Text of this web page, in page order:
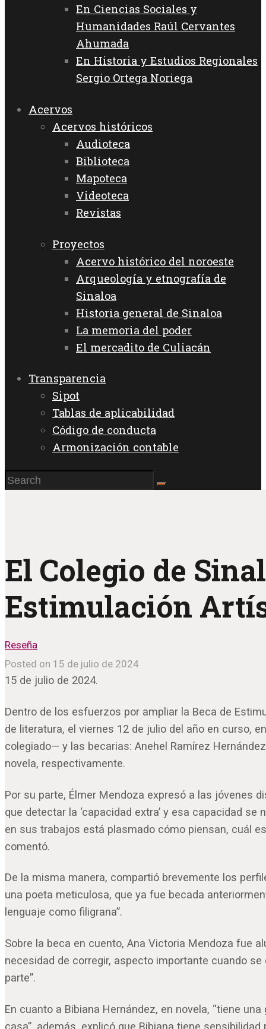
En Ciencias Sociales y
Humanidades Raúl Cervantes
Ahumada
En Historia y Estudios Regionales
Sergio Ortega Noriega
Acervos
Acervos históricos
Audioteca
Biblioteca
Mapoteca
Videoteca
Revistas
Proyectos
Acervo histórico del noroeste
Arqueología y etnografía de
Sinaloa
Historia general de Sinaloa
La memoria del poder
El mercadito de Culiacán
Transparencia
Sipot
Tablas de aplicabilidad
Código de conducta
Armonización contable
El Colegio de
Estimulación
Reseña
Posted on 15 de julio de 2024
15 de julio de 2024.
Dentro de los esfuerzos por ampliar la Beca de
de literatura, el viernes 12 de julio del año en curso,
colegiado— y las becarias: Anehel Ramírez
novela, respectivamente.
Por su parte, Élmer Mendoza expresó a las jóvenes
que detectar la ‘capacidad extra’ y esa capacidad
en sus trabajos está plasmado cómo piensan, cuál
comentó.
De la misma manera, compartió brevemente los
una poeta meticulosa, que ya fue becada
lenguaje como filigrana”.
Sobre la beca en cuento, Ana Victoria Mendoza fue
necesidad de corregir, aspecto importante cuando
parte”.
En cuanto a Bibiana Hernández, en novela, “tiene
casa”, además, explicó que Bibiana tiene